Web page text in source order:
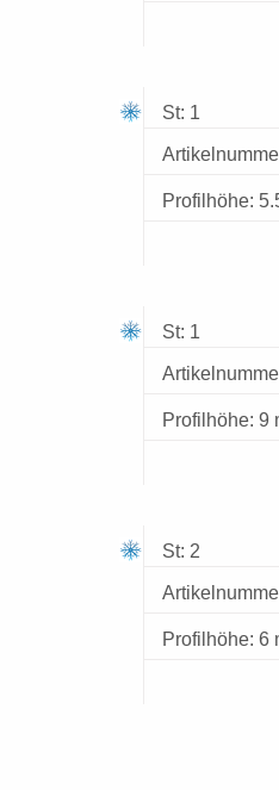
St: 1
Profilhöhe:
St: 1
Profilhöhe: 9
St: 2
Profilhöhe: 6